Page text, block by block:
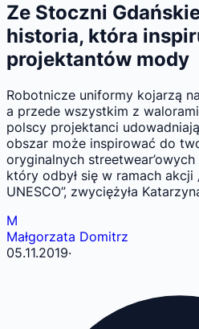
Ze Stoczni
historia, która
projektantów mody
Robotnicze uniformy kojarzą
a przede wszystkim z
polscy projektanci
obszar może inspirować do
oryginalnych
który odbył się w ramach akcji
UNESCO”, zwyciężyła
M
Małgorzata Domitrz
05.11.2019·